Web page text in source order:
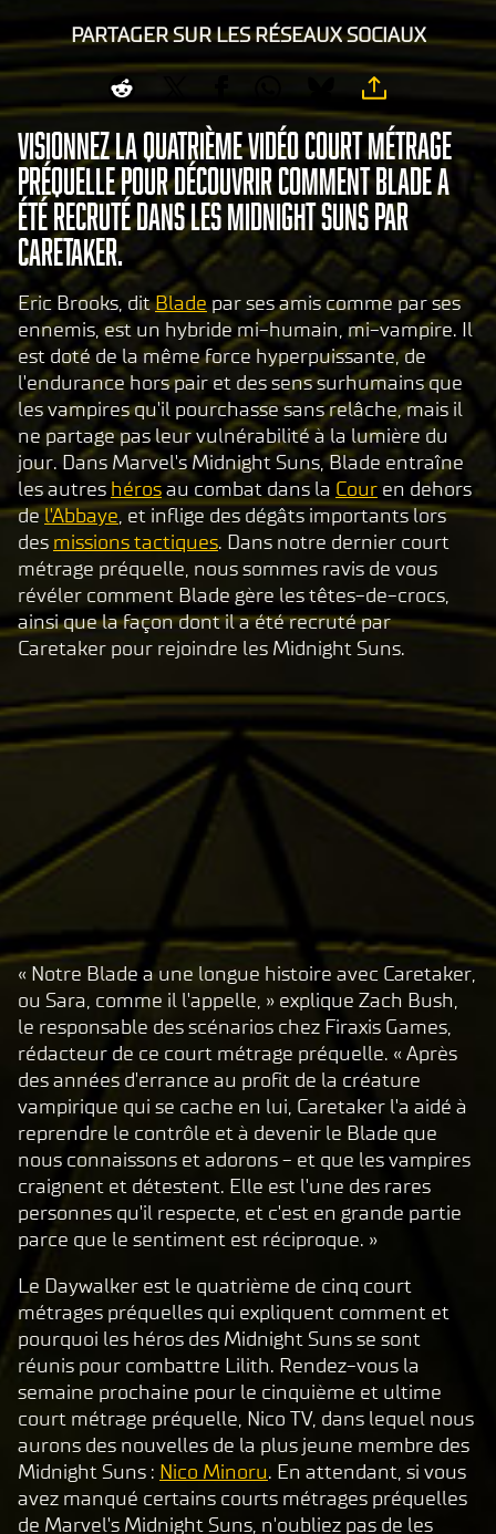
PARTAGER SUR LES RÉSEAUX SOCIAUX
Visionnez la quatrième vidéo court métrage
préquelle pour découvrir comment Blade a
été recruté dans les Midnight Suns par
Caretaker.
Eric Brooks, ditBlade par ses amis comme par ses
ennemis, est un hybride mi-humain, mi-vampire. Il
est doté de la même force hyperpuissante, de
l'endurance hors pair et des sens surhumains que
les vampires qu'il pourchasse sans relâche, mais il
ne partage pas leur vulnérabilité à la lumière du
jour. Dans Marvel's Midnight Suns, Blade entraîne
les autres hérosau combat dans la Cour en dehors
del'Abbaye, et inflige des dégâts importants lors
des missions tactiques. Dans notre dernier court
métrage préquelle, nous sommes ravis de vous
révéler comment Blade gère les têtes-de-crocs,
ainsi que la façon dont il a été recruté par
Caretaker pour rejoindre les Midnight Suns.
A
c
c
e
p
t
&
P
l
a
y
En
cliq
uant
sur
Joue
r,
vous
« Notre Blade a une longue histoire avec Caretaker,
ou Sara, comme il l'appelle, » explique Zach Bush,
le responsable des scénarios chez Firaxis Games,
rédacteur de ce court métrage préquelle. « Après
des années d'errance au profit de la créature
vampirique qui se cache en lui, Caretaker l'a aidé à
reprendre le contrôle et à devenir le Blade que
nous connaissons et adorons - et que les vampires
craignent et détestent. Elle est l'une des rares
personnes qu'il respecte, et c'est en grande partie
parce que le sentiment est réciproque. »
Le Daywalker est le quatrième de cinq court
métrages préquelles qui expliquent comment et
pourquoi les héros des Midnight Suns se sont
réunis pour combattre Lilith. Rendez-vous la
semaine prochaine pour le cinquième et ultime
court métrage préquelle, Nico TV, dans lequel nous
aurons des nouvelles de la plus jeune membre des
Midnight Suns : Nico Minoru. En attendant, si vous
avez manqué certains courts métrages préquelles
de Marvel's Midnight Suns, n'oubliez pas de les